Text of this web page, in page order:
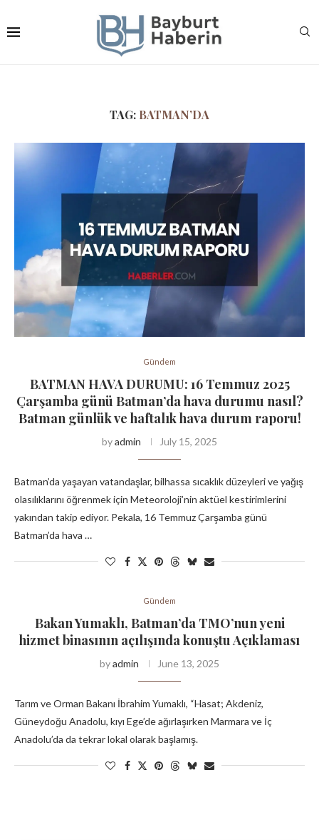
TAG: BATMAN’DA
Gündem
BATMAN HAVA DURUMU: 16 Temmuz 2025
Çarşamba günü Batman’da hava durumu nasıl?
Batman günlük ve haftalık hava durum raporu!
byadmin July 15, 2025
Batman’da yaşayan vatandaşlar, bilhassa sıcaklık düzeyleri ve yağış
olasılıklarını öğrenmek için Meteoroloji’nin aktüel kestirimlerini
yakından takip ediyor. Pekala, 16 Temmuz Çarşamba günü
Batman’da hava …
Gündem
Bakan Yumaklı, Batman’da TMO’nun yeni
hizmet binasının açılışında konuştu Açıklaması
byadmin June 13, 2025
Tarım ve Orman Bakanı İbrahim Yumaklı, “Hasat; Akdeniz,
Güneydoğu Anadolu, kıyı Ege’de ağırlaşırken Marmara ve İç
Anadolu’da da tekrar lokal olarak başlamış.